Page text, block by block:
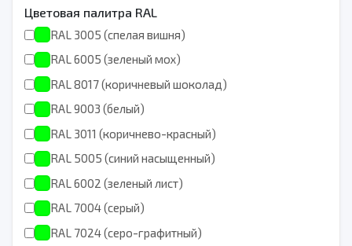
Цветовая палитра RAL
RAL 3005 (спелая вишня)
RAL 6005 (зеленый мох)
RAL 8017 (коричневый шоколад)
RAL 9003 (белый)
RAL 3011 (коричнево-красный)
RAL 5005 (синий насыщенный)
RAL 6002 (зеленый лист)
RAL 7004 (серый)
RAL 7024 (серо-графитный)